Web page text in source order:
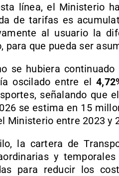
línea, el Ministerio
de tarifas es
al usuario la
para que pueda ser
se hubiera
oscilado entre el
señalando que
se estima en 15
Ministerio entre 2023 y
la cartera de
y
para reducir los